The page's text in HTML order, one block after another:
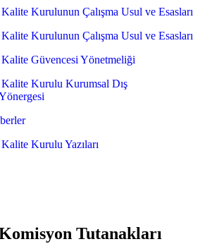
Kurulunun Çalışma Usul ve Esasları
Kurulunun Çalışma Usul ve Esasları
Güvencesi Yönetmeliği
Kurulu Kurumsal Dış
Kurulu Yazıları
Tutanakları